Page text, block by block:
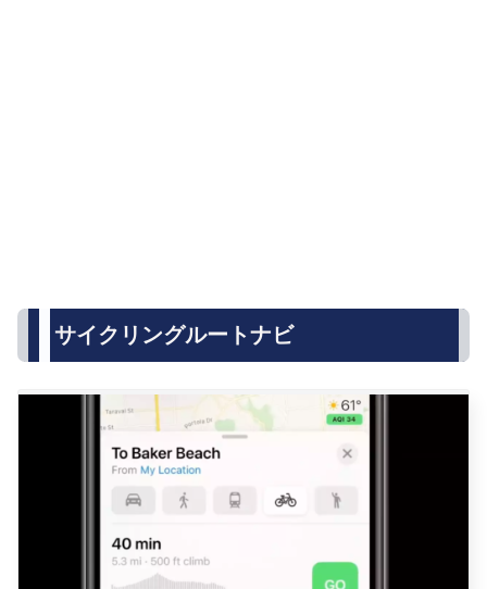
サイクリングルートナビ